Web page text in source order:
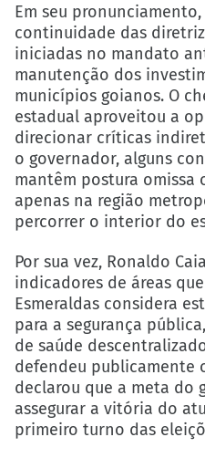
Em seu
continuidade das
iniciadas no mandato
manutenção dos
municípios goianos. O
estadual aproveitou a
direcionar críticas
o governador, alguns
mantêm postura omissa
apenas na região
percorrer o interior do
Por sua vez, Ronaldo
indicadores de áreas
Esmeraldas considera
para a segurança
de saúde
defendeu publicamente
declarou que a meta do
assegurar a vitória do
primeiro turno das